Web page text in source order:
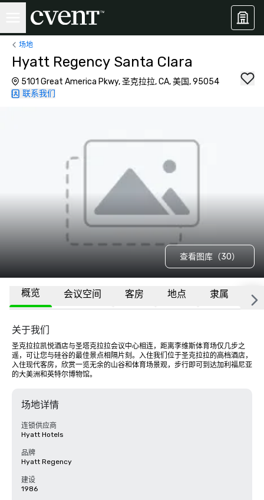
场地
Hyatt Regency Santa Clara
5101 Great America Pkwy, 圣克拉拉, CA, 美国, 95054
联系我们
查看图库（30）
概览 会议空间 客房 地点 隶属 更
关于我们
圣克拉拉凯悦酒店与圣塔克拉拉会议中心相连，距离李维斯体育场仅几步之
遥，可让您与硅谷的最佳景点相隔片刻。入住我们位于圣克拉拉的高档酒店，
入住现代客房，欣赏一览无余的山谷和体育场景观，步行即可到达加利福尼亚
的大美洲和英特尔博物馆。
场地详情
连锁供应商
Hyatt Hotels
品牌
Hyatt Regency
建设
1986